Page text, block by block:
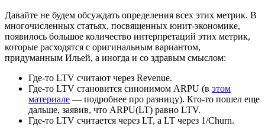
Давайте не будем обсуждать определения всех этих метрик. В
многочисленных статьях, посвященных юнит-экономике,
появилось большое количество интерпретаций этих метрик,
которые расходятся с оригинальным вариантом,
придуманным Ильей, а иногда и со здравым смыслом:
Где-то LTV считают через Revenue.
Где-то LTV становится синонимом ARPU (в этом
материале — подробнее про разницу). Кто-то пошел еще
дальше, заявив, что ARPU(LT) равно LTV.
Где-то LTV считается через LT, а LT через 1/Сhurn.